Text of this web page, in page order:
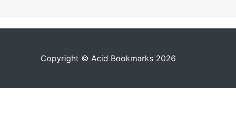
Copyright © Acid Bookmarks 2026